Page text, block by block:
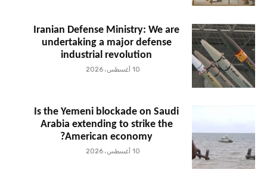
Iranian Defense Ministry: We are
undertaking a major defense
industrial revolution
10 أغسطس، 2026
Is the Yemeni blockade on Saudi
Arabia extending to strike the
American economy?
10 أغسطس، 2026